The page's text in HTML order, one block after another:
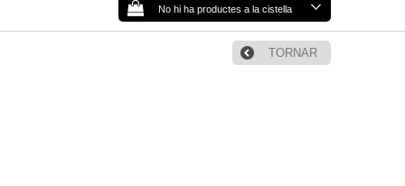
No hi ha productes a la cistella
TORNAR